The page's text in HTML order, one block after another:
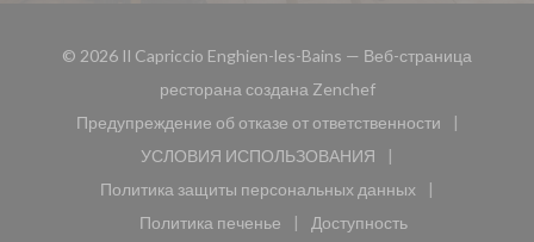
© 2026 Il Capriccio Enghien-les-Bains — Веб-страница
ресторана создана Zenchef((открывается в
Предупреждение об отказе от ответственности
((открывается в новом окне))
УСЛОВИЯ ИСПОЛЬЗОВАНИЯ
((открывается в новом окне))
Политика защиты персональных данных
((открывается в новом окне))
Политика печенье
((открывается в новом окне))
Доступность